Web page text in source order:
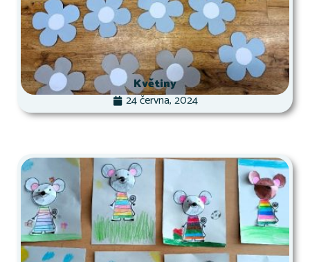
Květiny
24 června, 2024